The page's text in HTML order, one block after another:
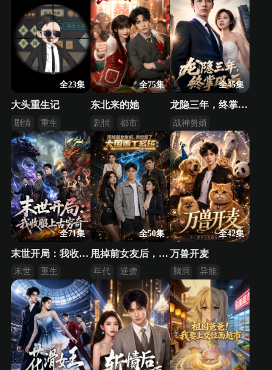
全23集
大头重生记
剧情
重生
逆袭
全75集
东北来的她
剧情
都市
豪门
全45集
龙隐三年，终掌风云
战神赘婿
都市日常
男频衍生
全71集
末世开局：我收服上古穷奇
末世
重生
异能
全50集
甩掉前女友后，我觉醒了大国重工系统传奇
年代
逆袭
反转
全42集
万兽开麦
脑洞
异能
逆袭